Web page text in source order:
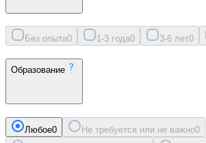
Без опыта0 1-3 года0 3-6 лет0
Образование
Любое0 Не требуется или не важно0